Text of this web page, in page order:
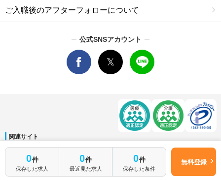
0件
保存した求人
0件
最近見た求人
0件
保存した条件
無料登録
ご入職後のアフターフォローについて
公式SNSアカウント
関連サイト
マイナビDOCTOR│マイナビ看護師│マイナビ薬剤師│マイナビ保育士
運営会社
会社概要│ ご利用規約 個人情報保護方針 サイトマップ│お問い合わせ